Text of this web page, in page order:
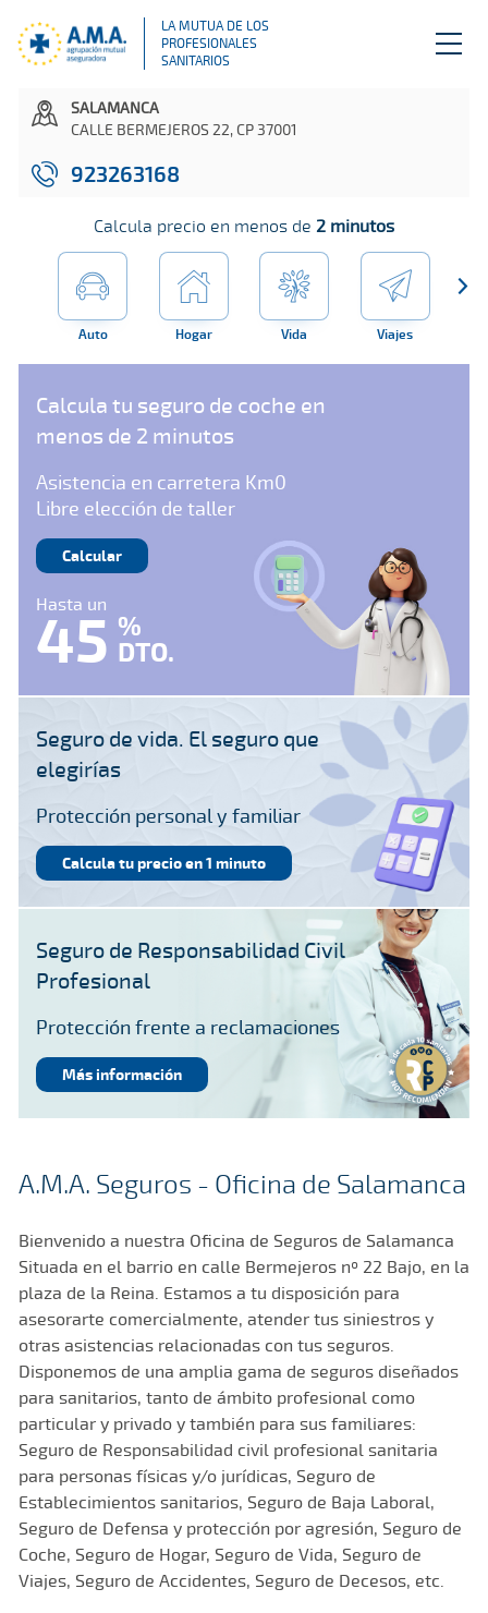
LA MUTUA DE LOS
PROFESIONALES
SANITARIOS
SALAMANCA
CALLE BERMEJEROS 22, CP 37001
923263168
Calcula precio en menos de 2 minutos
Auto Hogar Vida Viajes
Calcula tu seguro de coche en
menos de 2 minutos
Asistencia en carretera Km0
Libre elección de taller
Calcular
Hasta un
45 %
DTO.
Seguro de vida. El seguro que
elegirías
Protección personal y familiar
Calcula tu precio en 1 minuto
Seguro de Responsabilidad Civil
Profesional
Protección frente a reclamaciones
Más información
A.M.A. Seguros - Oficina de Salamanca
Bienvenido a nuestra Oficina de Seguros de Salamanca
Situada en el barrio en calle Bermejeros nº 22 Bajo, en la
plaza de la Reina. Estamos a tu disposición para
asesorarte comercialmente, atender tus siniestros y
otras asistencias relacionadas con tus seguros.
Disponemos de una amplia gama de seguros diseñados
para sanitarios, tanto de ámbito profesional como
particular y privado y también para sus familiares:
Seguro de Responsabilidad civil profesional sanitaria
para personas físicas y/o jurídicas, Seguro de
Establecimientos sanitarios, Seguro de Baja Laboral,
Seguro de Defensa y protección por agresión, Seguro de
Coche, Seguro de Hogar, Seguro de Vida, Seguro de
Viajes, Seguro de Accidentes, Seguro de Decesos, etc.